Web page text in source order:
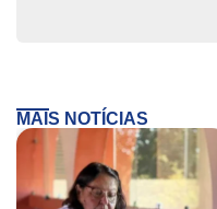
MAIS NOTÍCIAS